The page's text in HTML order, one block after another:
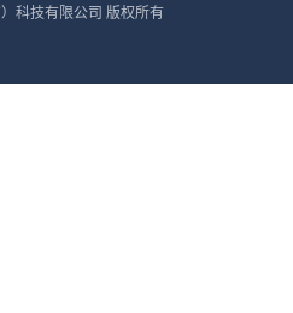
科技有限公司 版权所有